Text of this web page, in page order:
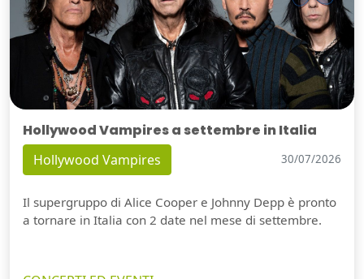
Hollywood Vampires a settembre in Italia
Hollywood Vampires 30/07/2026
Il supergruppo di Alice Cooper e Johnny Depp è pronto
a tornare in Italia con 2 date nel mese di settembre.